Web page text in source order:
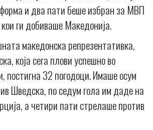
и два пати беше избран за МВП
ги добиваше Македонија.
македонска репрезентативка,
која сега плови успешно во
постигна 32 погодоци. Имаше осум
Шведска, по седум гола им даде на
а четири пати стрелаше против